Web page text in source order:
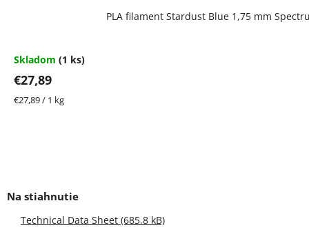
PLA filament Stardust Blue 1,75 mm
Skladom (1 ks)
€27,89
Jednotková
€27,89 / 1 kg
Technical Data Sheet (685.8 kB)